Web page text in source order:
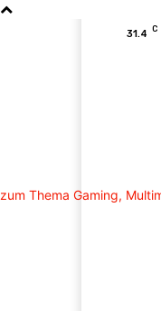
31.4 C